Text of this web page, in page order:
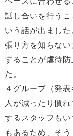
話し合いを行う
いう話が出まし
張り方を知らな
することが虐待
た。
４グループ（発表
人が減ったり慣
するスタッフも
もあるため、そ